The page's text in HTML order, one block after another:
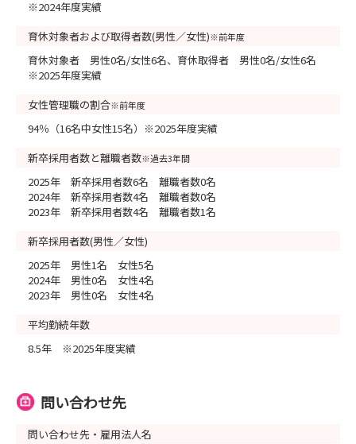
※2024年度実績
育休対象者および取得者数(男性／女性)※前年度
育休対象者 男性0名/女性6名、育休取得者 男性0名/女性6名
※2025年度実績
女性管理職の割合※前年度
94％（16名中女性15名）※2025年度実績
新卒採用者数と離職者数※過去3年間
2025年 新卒採用者数6名 離職者数0名
2024年 新卒採用者数4名 離職者数0名
2023年 新卒採用者数4名 離職者数1名
新卒採用者数(男性／女性)
2025年 男性1名 女性5名
2024年 男性0名 女性4名
2023年 男性0名 女性4名
平均勤続年数
8.5年 ※2025年度実績
問い合わせ先
問い合わせ先・雇用法人名